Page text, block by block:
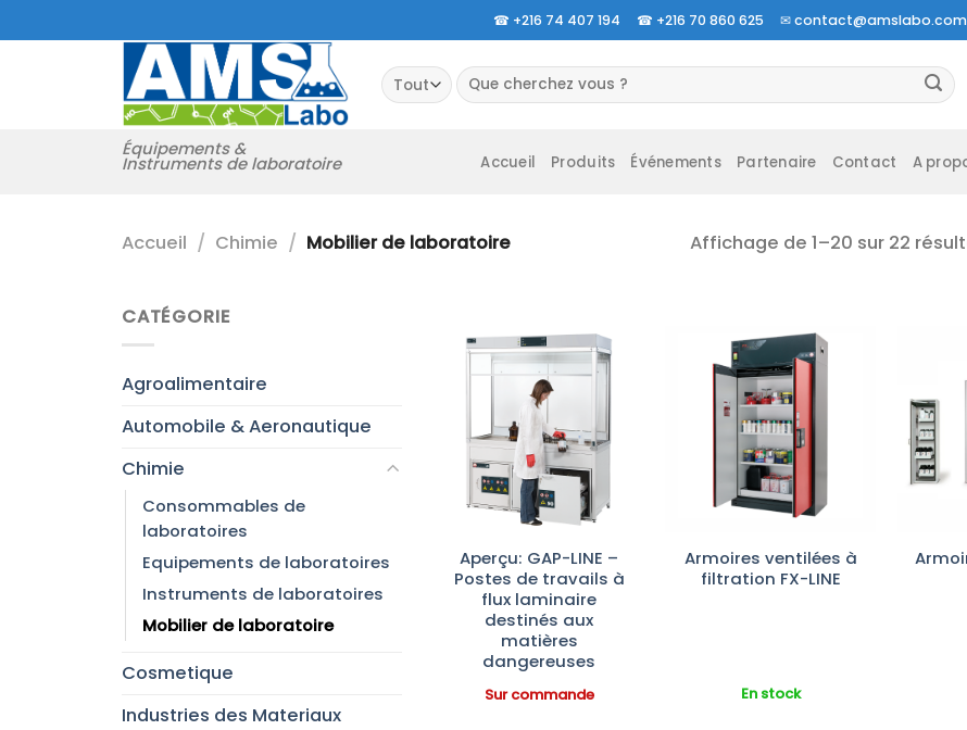
au
☎ +216 74 407 194 ☎ +216 70 860 625 ✉contact@amslabo.com
Équipements &
Instruments de laboratoire
Recherche
pour :
Accueil Produits Événements Partenaire Contact A
Accueil / Chimie / Mobilier de laboratoire Affichage de 1–20 sur 22
CATÉGORIE
Agroalimentaire
Automobile & Aeronautique
Chimie
Consommables de
laboratoires
Equipements de laboratoires
Instruments de laboratoires
Mobilier de laboratoire
Cosmetique
Industries des Materiaux
Ajouter
à la liste
d’envies
Aperçu: GAP-LINE –
Postes de travails à
flux laminaire
destinés aux
matières
dangereuses
Sur commande
Ajouter
à la liste
Armoires ventilées à
filtration FX-LINE
En stock